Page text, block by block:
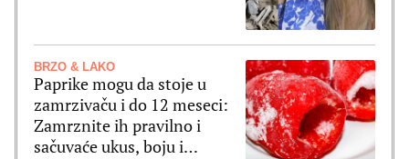
BRZO & LAKO
Paprike mogu da stoje u
zamrzivaču i do 12 meseci:
Zamrznite ih pravilno i
sačuvaće ukus, boju i